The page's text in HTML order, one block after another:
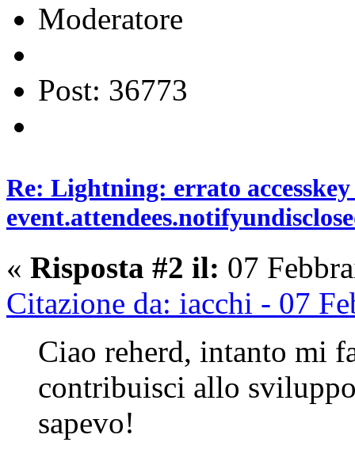
Moderatore
Post: 36773
Re: Lightning: errato
« Risposta #2 il: 07
Citazione da: iacchi - 07
Ciao reherd, intanto mi
contribuisci allo
sapevo!